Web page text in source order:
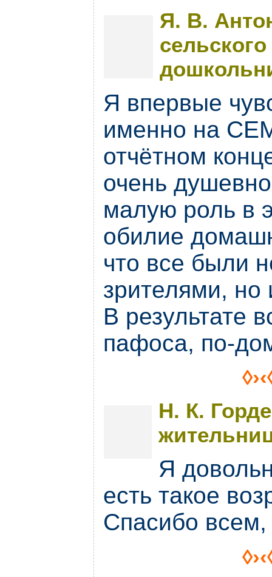
Я. В.
Я впервые
именно на
отчётном
очень
малую роль в
обилие
что все были
зрителями, но
В результате
пафоса, по-
Н. К.
Я
есть такое
Спасибо всем,